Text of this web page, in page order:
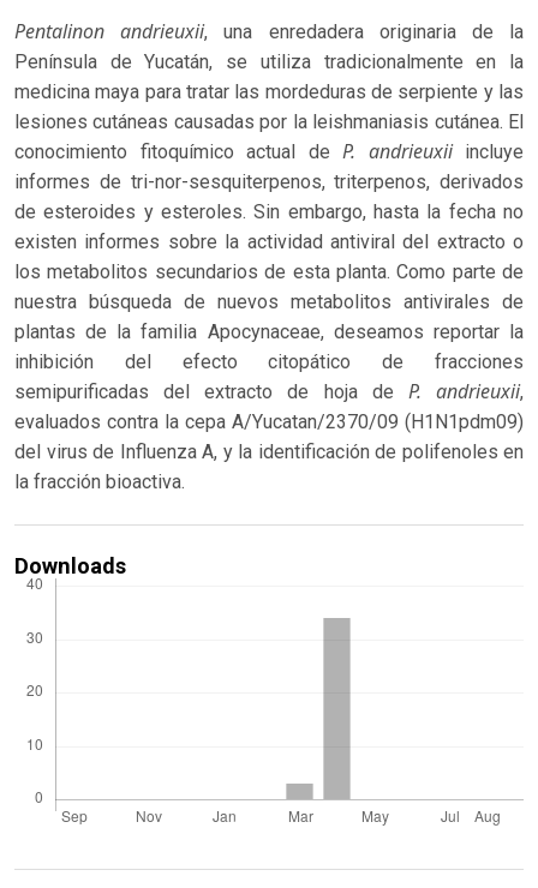
Pentalinon andrieuxii, una enredadera originaria de la
Península de Yucatán, se utiliza tradicionalmente en la
medicina maya para tratar las mordeduras de serpiente y las
lesiones cutáneas causadas por la leishmaniasis cutánea. El
conocimiento fitoquímico actual de P. andrieuxiiincluye
informes de tri-nor-sesquiterpenos, triterpenos, derivados
de esteroides y esteroles. Sin embargo, hasta la fecha no
existen informes sobre la actividad antiviral del extracto o
los metabolitos secundarios de esta planta. Como parte de
nuestra búsqueda de nuevos metabolitos antivirales de
plantas de la familia Apocynaceae, deseamos reportar la
inhibición del efecto citopático de fracciones
semipurificadas del extracto de hoja de P. andrieuxii,
evaluados contra la cepa A/Yucatan/2370/09 (H1N1pdm09)
del virus de Influenza A, y la identificación de polifenoles en
la fracción bioactiva.
Downloads